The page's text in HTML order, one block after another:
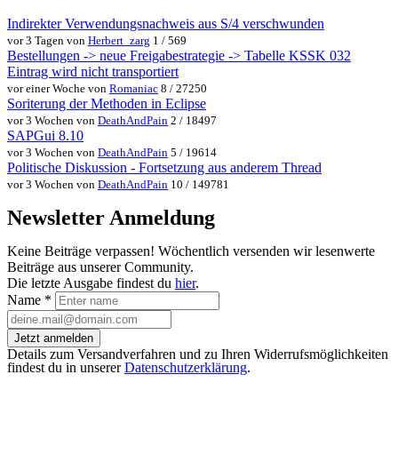
Indirekter Verwendungsnachweis aus S/4 verschwunden
vor 3 Tagen von Herbert_zarg 1 / 569
Bestellungen -> neue Freigabestrategie -> Tabelle KSSK 032
Eintrag wird nicht transportiert
vor einer Woche von Romaniac 8 / 27250
Soriterung der Methoden in Eclipse
vor 3 Wochen von DeathAndPain 2 / 18497
SAPGui 8.10
vor 3 Wochen von DeathAndPain 5 / 19614
Politische Diskussion - Fortsetzung aus anderem Thread
vor 3 Wochen von DeathAndPain 10 / 149781
Newsletter Anmeldung
Keine Beiträge verpassen! Wöchentlich versenden wir lesenwerte
Beiträge aus unserer Community.
Die letzte Ausgabe findest du hier.
Name *
Jetzt anmelden
Details zum Versandverfahren und zu Ihren Widerrufsmöglichkeiten
findest du in unsererDatenschutzerklärung.